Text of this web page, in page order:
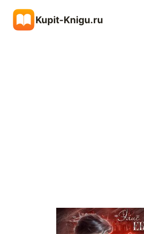
содержимому
Kupit-Knigu.ru